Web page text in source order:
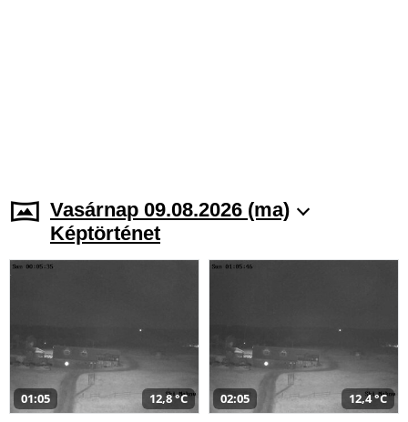
Vasárnap 09.08.2026 (ma)
Képtörténet
01:05 12,8 °C 02:05 12,4 °C